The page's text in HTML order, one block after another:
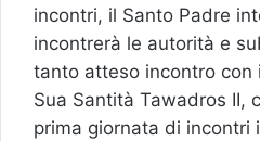
incontri, il Santo Padre
incontrerà le autorità e
tanto atteso incontro con
Sua Santità Tawadros II,
prima giornata di incontri